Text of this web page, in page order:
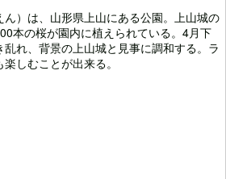
ん）は、山形県上山にある公園。上山城の
本の桜が園内に植えられている。4月下
れ、背景の上山城と見事に調和する。ラ
しむことが出来る。